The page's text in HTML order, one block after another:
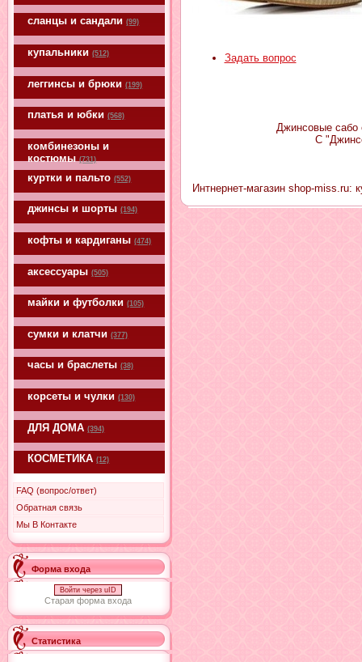
сланцы и сандали(99)
купальники(512)
леггинсы и брюки(199)
платья и юбки(568)
комбинезоны и
костюмы(731)
куртки и пальто(552)
джинсы и шорты(194)
кофты и кардиганы(474)
аксессуары(505)
майки и футболки(105)
сумки и клатчи(377)
часы и браслеты(38)
корсеты и чулки(130)
ДЛЯ ДОМА(394)
КОСМЕТИКА(12)
FAQ (вопрос/ответ)
Обратная связь
Мы В Контакте
Форма входа
Войти через uID
Старая форма входа
Статистика
Задать вопрос
Джинсовые сабо
С
Интнернет-магазин shop-miss.ru: